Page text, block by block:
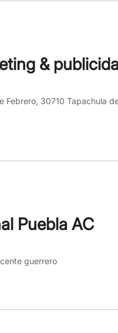
&
Febrero, 30710 Tapachula
Puebla AC
guerrero